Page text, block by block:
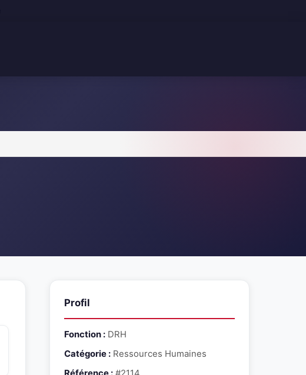
Profil
Fonction : DRH
Catégorie : Ressources Humaines